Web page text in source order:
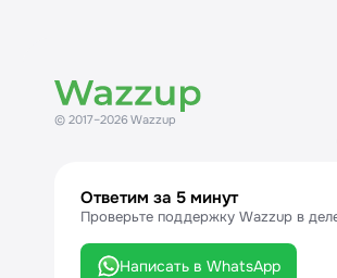
© 2017–2026 Wazzup
Ответим за 5 минут
Проверьте поддержку Wazzup в
Написать в WhatsApp